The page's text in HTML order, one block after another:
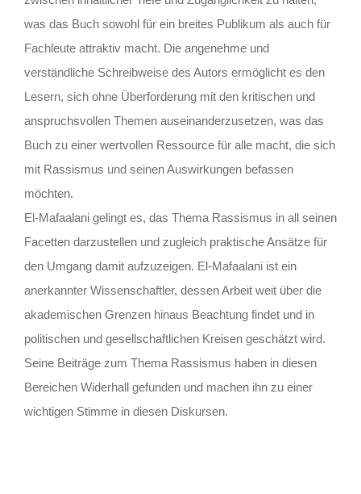
was das Buch sowohl für ein breites Publikum als auch für
Fachleute attraktiv macht. Die angenehme und
verständliche Schreibweise des Autors ermöglicht es den
Lesern, sich ohne Überforderung mit den kritischen und
anspruchsvollen Themen auseinanderzusetzen, was das
Buch zu einer wertvollen Ressource für alle macht, die sich
mit Rassismus und seinen Auswirkungen befassen
möchten.
El-Mafaalani gelingt es, das Thema Rassismus in all seinen
Facetten darzustellen und zugleich praktische Ansätze für
den Umgang damit aufzuzeigen. El-Mafaalani ist ein
anerkannter Wissenschaftler, dessen Arbeit weit über die
akademischen Grenzen hinaus Beachtung findet und in
politischen und gesellschaftlichen Kreisen geschätzt wird.
Seine Beiträge zum Thema Rassismus haben in diesen
Bereichen Widerhall gefunden und machen ihn zu einer
wichtigen Stimme in diesen Diskursen.